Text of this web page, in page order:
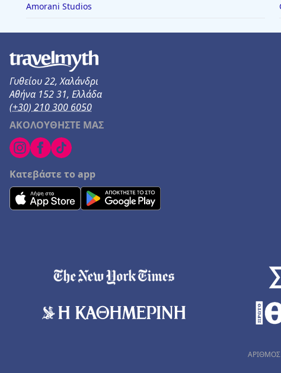
Amorani Studios
Γυθείου 22, Χαλάνδρι
Αθήνα 152 31, Ελλάδα
(+30) 210 300 6050
ΑΚΟΛΟΥΘΗΣΤΕ ΜΑΣ
Κατεβάστε το app
ΑΡΙΘΜΟΣ